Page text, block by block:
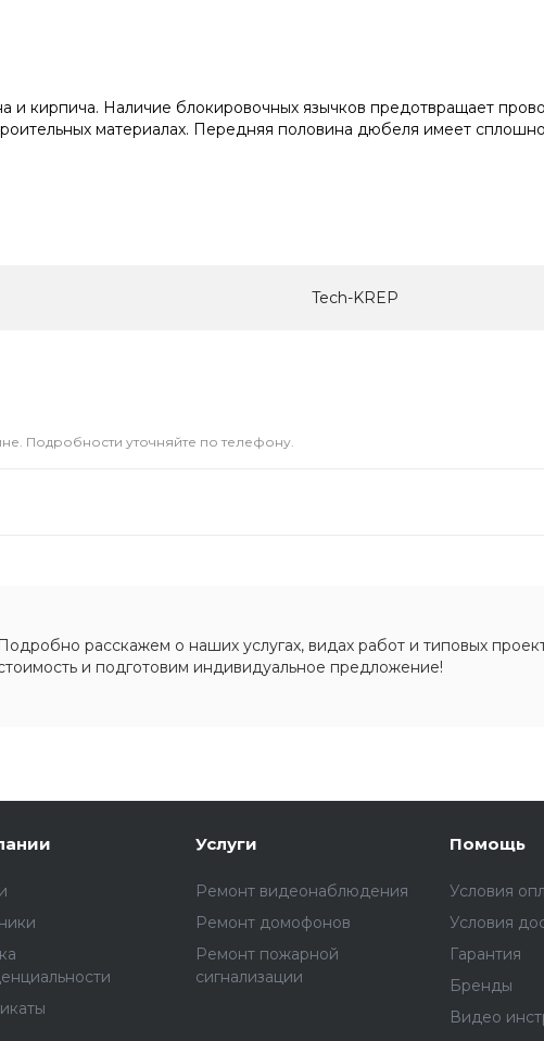
и кирпича. Наличие блокировочных язычков предотвращает
материалах. Передняя половина дюбеля имеет
Tech-KREP
Подробности уточняйте по телефону.
Подробно расскажем о наших услугах, видах работ и типовых
и подготовим индивидуальное предложение!
Услуги
Ремонт видеонаблюдения
Ремонт домофонов
Ремонт пожарной
сигнализации
Помощь
Условия
Условия
Гарантия
Бренды
Видео